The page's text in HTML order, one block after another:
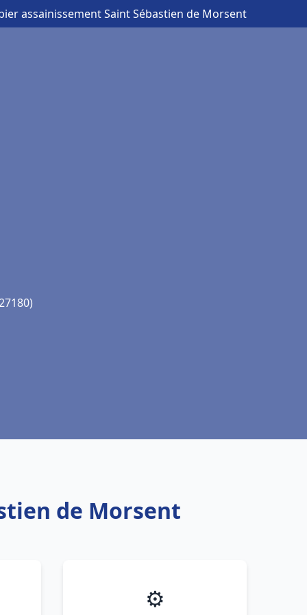
assainissement Saint Sébastien de Morsent
de Morsent
⚙️